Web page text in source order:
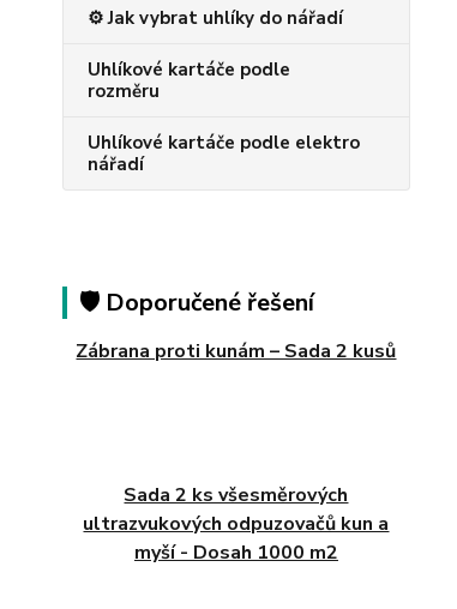
⚙️ Jak vybrat uhlíky do nářadí
Uhlíkové kartáče podle
rozměru
Uhlíkové kartáče podle elektro
nářadí
🛡️ Doporučené řešení
Zábrana proti kunám – Sada 2 kusů
Sada 2 ks všesměrových
ultrazvukových odpuzovačů kun a
myší - Dosah 1000 m2